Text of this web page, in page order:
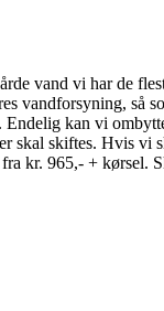
vand vi har de
vandforsyning, så
kan vi
skal skiftes. Hvis vi
fra kr. 965,- + kørsel.